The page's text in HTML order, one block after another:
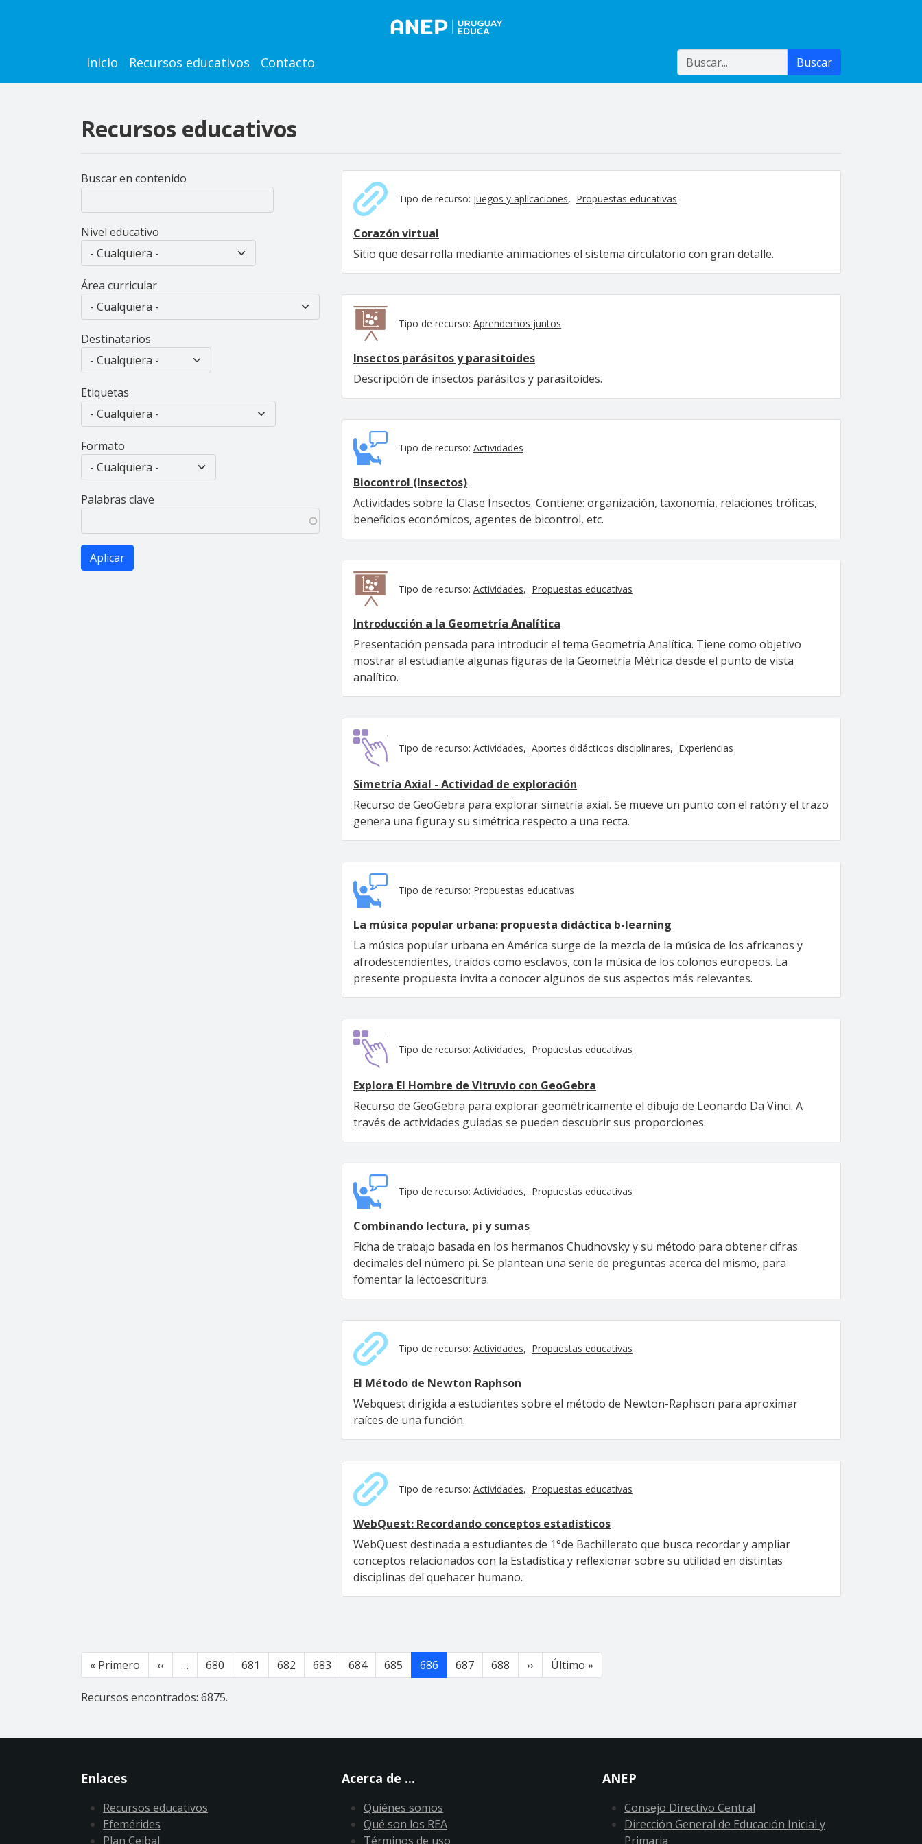
Main navigation
Inicio Recursos educativos Contacto Buscar Buscar
Recursos educativos
Buscar en contenido
Nivel educativo
Área curricular
Destinatarios
Etiquetas
Formato
Palabras clave
Aplicar
Tipo de recurso: Juegos y aplicaciones Propuestas educativas
Corazón virtual
Sitio que desarrolla mediante animaciones el sistema circulatorio con gran detalle.
Tipo de recurso: Aprendemos juntos
Insectos parásitos y parasitoides
Descripción de insectos parásitos y parasitoides.
Tipo de recurso: Actividades
Biocontrol (Insectos)
Actividades sobre la Clase Insectos. Contiene: organización, taxonomía, relaciones tróficas,
beneficios económicos, agentes de bicontrol, etc.
Tipo de recurso: Actividades Propuestas educativas
Introducción a la Geometría Analítica
Presentación pensada para introducir el tema Geometría Analítica. Tiene como objetivo
mostrar al estudiante algunas figuras de la Geometría Métrica desde el punto de vista
analítico.
Tipo de recurso: Actividades Aportes didácticos disciplinares Experiencias
Simetría Axial - Actividad de exploración
Recurso de GeoGebra para explorar simetría axial. Se mueve un punto con el ratón y el trazo
genera una figura y su simétrica respecto a una recta.
Tipo de recurso: Propuestas educativas
La música popular urbana: propuesta didáctica b-learning
La música popular urbana en América surge de la mezcla de la música de los africanos y
afrodescendientes, traídos como esclavos, con la música de los colonos europeos. La
presente propuesta invita a conocer algunos de sus aspectos más relevantes.
Tipo de recurso: Actividades Propuestas educativas
Explora El Hombre de Vitruvio con GeoGebra
Recurso de GeoGebra para explorar geométricamente el dibujo de Leonardo Da Vinci. A
través de actividades guiadas se pueden descubrir sus proporciones.
Tipo de recurso: Actividades Propuestas educativas
Combinando lectura, pi y sumas
Ficha de trabajo basada en los hermanos Chudnovsky y su método para obtener cifras
decimales del número pi. Se plantean una serie de preguntas acerca del mismo, para
fomentar la lectoescritura.
Tipo de recurso: Actividades Propuestas educativas
El Método de Newton Raphson
Webquest dirigida a estudiantes sobre el método de Newton-Raphson para aproximar
raíces de una función.
Tipo de recurso: Actividades Propuestas educativas
WebQuest: Recordando conceptos estadísticos
WebQuest destinada a estudiantes de 1°de Bachillerato que busca recordar y ampliar
conceptos relacionados con la Estadística y reflexionar sobre su utilidad en distintas
disciplinas del quehacer humano.
Paginación
« Primero Primera página
‹‹Página anterior
… 680 681 682 683 684 685 686 687 688 ›› Siguiente página
Último »
Recursos encontrados: 6875.
Enlaces
Recursos educativos
Efemérides
Plan Ceibal
Acerca de ...
Quiénes somos
Qué son los REA
Términos de uso
ANEP
Consejo Directivo Central
Dirección General de Educación Inicial y
Primaria